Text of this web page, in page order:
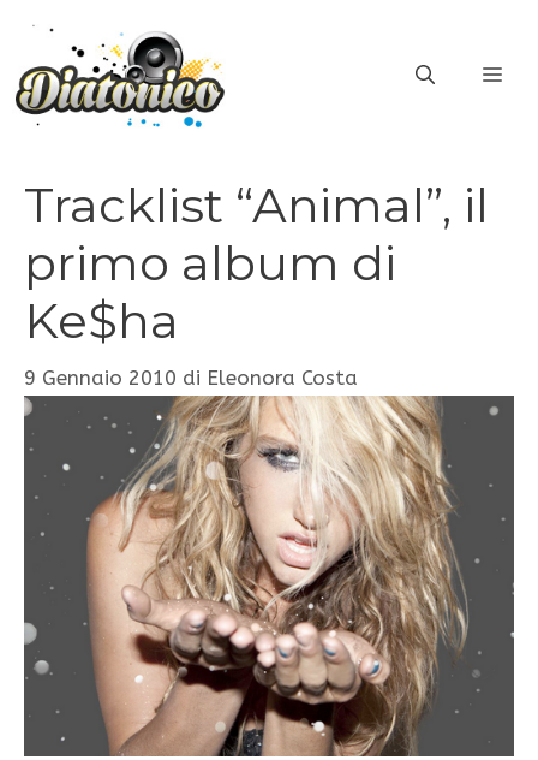
contenuto
Tracklist “Animal”, il
primo album di
Ke$ha
9 Gennaio 2010 di Eleonora Costa